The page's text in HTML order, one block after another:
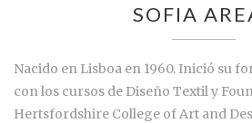
SOFIA
Nacido en Lisboa en 1960. Inició su
con los cursos de Diseño Textil y
Hertsfordshire College of Art and